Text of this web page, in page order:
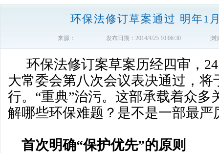
环保法修订草案通过 明年1
来源： 发布日期：2014/4/25 10:06:30 浏
环保法修订案草案历经四审，
大常委会第八次会议表决通过，将
行。“重典”治污。这部承载着众多
解哪些环保难题？是不是一部最严
首次明确“保护优先”的原则